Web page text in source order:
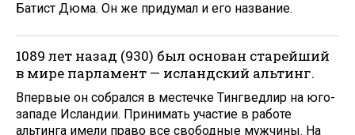
Батист Дюма. Он же придумал и его название.
1089 лет назад (930) был основан старейший
в мире парламент — исландский альтинг.
Впервые он собрался в местечке Тингведлир на юго-
западе Исландии. Принимать участие в работе
альтинга имели право все свободные мужчины. На